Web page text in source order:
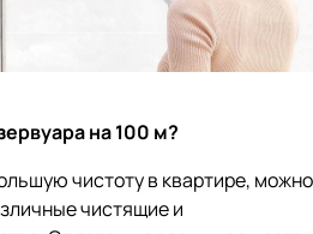
на 100 м?
чистоту в квартире, можно
чистящие и